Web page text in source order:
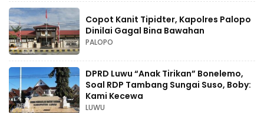
Copot Kanit Tipidter, Kapolres Palopo
Dinilai Gagal Bina Bawahan
PALOPO
DPRD Luwu “Anak Tirikan” Bonelemo,
Soal RDP Tambang Sungai Suso, Boby:
Kami Kecewa
LUWU